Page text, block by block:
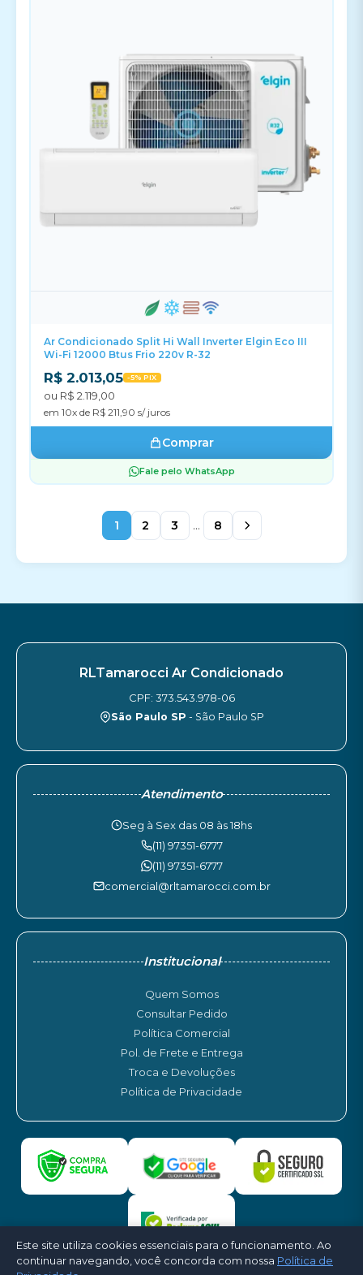
Ar Condicionado Split Hi Wall Inverter Elgin Eco III
Wi-Fi 12000 Btus Frio 220v R-32
R$ 2.013,05 -5% PIX
ou R$ 2.119,00
em 10x de R$ 211,90 s/ juros
Comprar
Fale pelo WhatsApp
1 2 3 ... 8
RLTamarocci Ar Condicionado
CPF: 373.543.978-06
São Paulo SP - São Paulo SP
Atendimento
Seg à Sex das 08 às 18hs
(11) 97351-6777
(11) 97351-6777
comercial@rltamarocci.com.br
Institucional
Quem Somos
Consultar Pedido
Política Comercial
Pol. de Frete e Entrega
Troca e Devoluções
Política de Privacidade
Este site utiliza cookies essenciais para o funcionamento. Ao
continuar navegando, você concorda com nossa Política de